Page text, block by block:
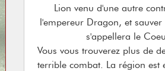
Lion venu d'une autre
l'empereur Dragon, et
s'appellera le
Vous vous trouverez plus de
terrible combat. La région est